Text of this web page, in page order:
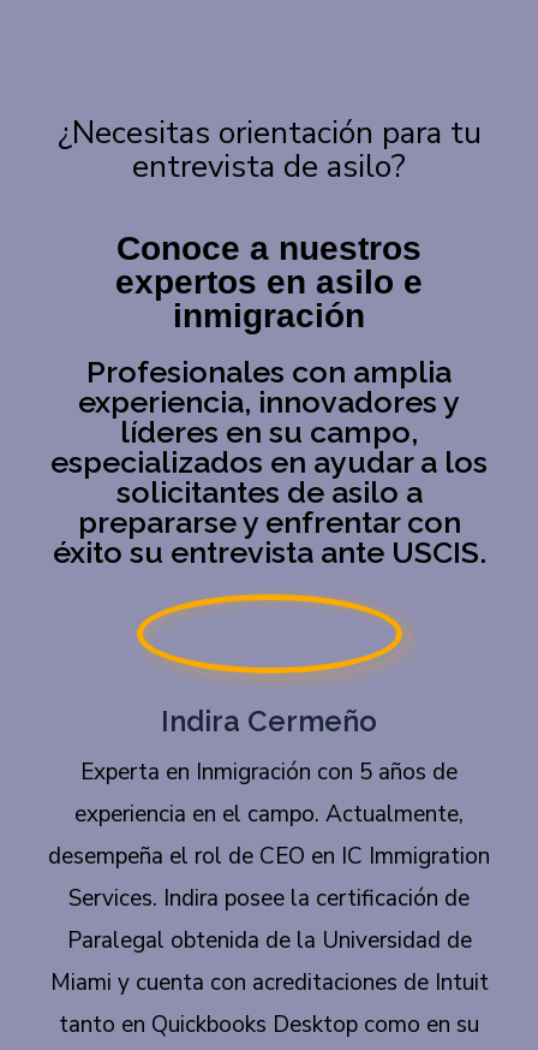
¿Necesitas orientación para tu
entrevista de asilo?
Conoce a nuestros
expertos en asilo e
inmigración
Profesionales con amplia
experiencia, innovadores y
líderes en su campo,
especializados en ayudar a los
solicitantes de asilo a
prepararse y enfrentar con
éxito su entrevista ante USCIS.
Indira Cermeño
Experta en Inmigración con 5 años de
experiencia en el campo. Actualmente,
desempeña el rol de CEO en IC Immigration
Services. Indira posee la certificación de
Paralegal obtenida de la Universidad de
Miami y cuenta con acreditaciones de Intuit
tanto en Quickbooks Desktop como en su